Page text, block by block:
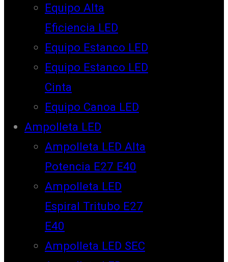
Equipo Alta
Eficiencia LED
Equipo Estanco LED
Equipo Estanco LED
Cinta
Equipo Canoa LED
Ampolleta LED
Ampolleta LED Alta
Potencia E27 E40
Ampolleta LED
Espiral Tritubo E27
E40
Ampolleta LED SEC